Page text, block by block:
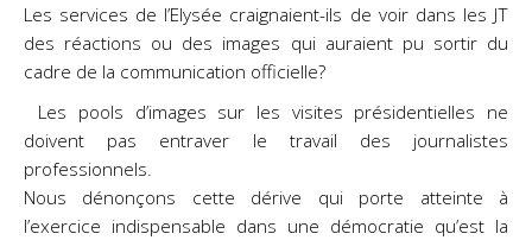
Les services de l’Elysée craignaient-ils de voir dans les JT
des réactions ou des images qui auraient pu sortir du
cadre de la communication officielle?
Les pools d’images sur les visites présidentielles ne
doivent pas entraver le travail des journalistes
professionnels.
Nous dénonçons cette dérive qui porte atteinte à
l’exercice indispensable dans une démocratie qu’est la